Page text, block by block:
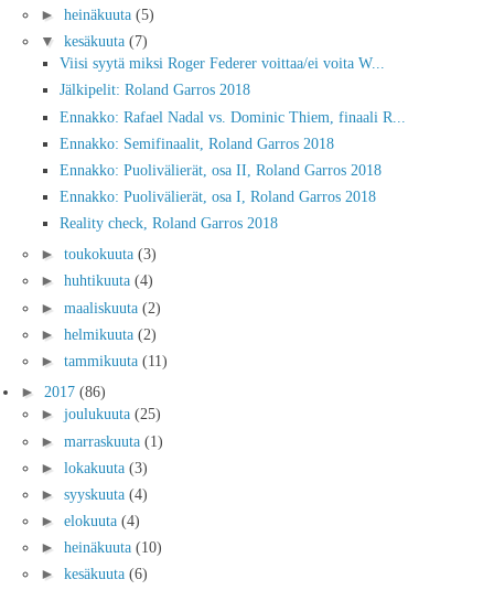
► heinäkuuta (5)
▼ kesäkuuta (7)
Viisi syytä miksi Roger Federer voittaa/ei voita W...
Jälkipelit: Roland Garros 2018
Ennakko: Rafael Nadal vs. Dominic Thiem, finaali R...
Ennakko: Semifinaalit, Roland Garros 2018
Ennakko: Puolivälierät, osa II, Roland Garros 2018
Ennakko: Puolivälierät, osa I, Roland Garros 2018
Reality check, Roland Garros 2018
► toukokuuta (3)
► huhtikuuta (4)
► maaliskuuta (2)
► helmikuuta (2)
► tammikuuta (11)
► 2017 (86)
► joulukuuta (25)
► marraskuuta (1)
► lokakuuta (3)
► syyskuuta (4)
► elokuuta (4)
► heinäkuuta (10)
► kesäkuuta (6)